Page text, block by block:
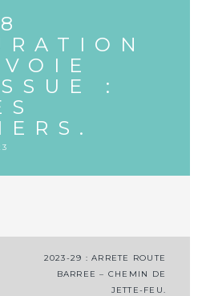
:
2023-29 : ARRETE ROUTE
BARREE – CHEMIN DE
JETTE-FEU.